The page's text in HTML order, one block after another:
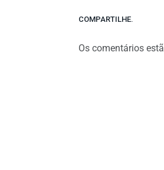
COMPARTILHE.
Os comentários